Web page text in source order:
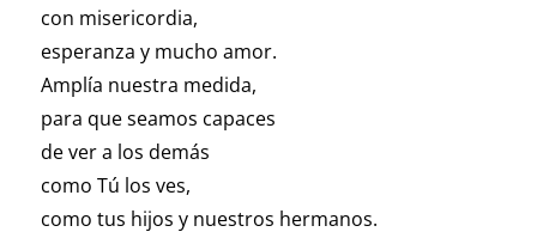
con misericordia,
esperanza y mucho amor.
Amplía nuestra medida,
para que seamos capaces
de ver a los demás
como Tú los ves,
como tus hijos y nuestros hermanos.